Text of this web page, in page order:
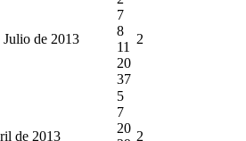
de 2013
7
8
11
20
37
2
de 2013
5
7
20
2